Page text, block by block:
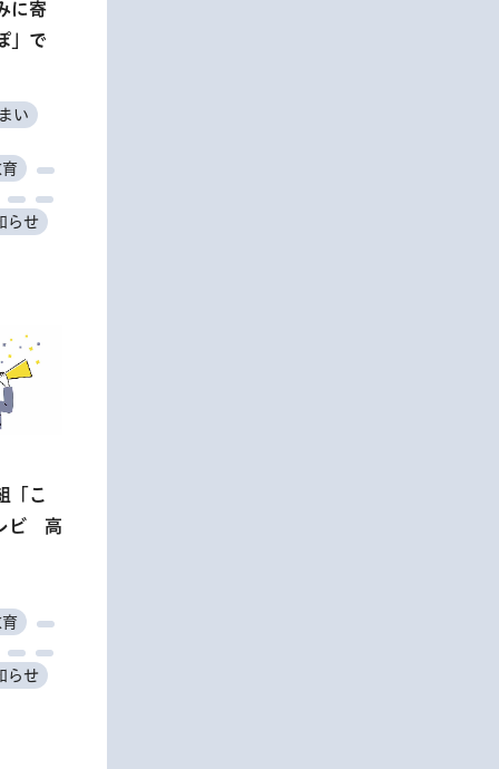
に寄
」で
い
らせ
「こ
ビ 高
らせ
見学
くり
講
るア
ア
研修
傍聴
品展
筋の